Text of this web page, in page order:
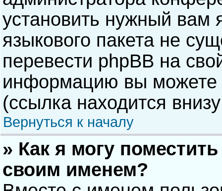
установить нужный вам
языкового пакета не
перевести phpBB на
информацию вы можете
(ссылка находится
Вернуться к началу
» Как я могу
своим именем?